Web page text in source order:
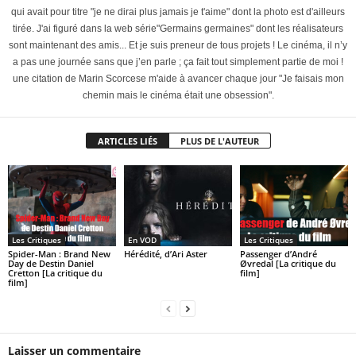
qui avait pour titre "je ne dirai plus jamais je t'aime" dont la photo est d'ailleurs
tirée. J'ai figuré dans la web série"Germains germaines" dont les réalisateurs
sont maintenant des amis... Et je suis preneur de tous projets ! Le cinéma, il n’y
a pas une journée sans que j’en parle ; ça fait tout simplement partie de moi !
une citation de Marin Scorcese m'aide à avancer chaque jour "Je faisais mon
chemin mais le cinéma était une obsession".
ARTICLES LIÉS PLUS DE L'AUTEUR
Les Critiques
Spider-Man : Brand New
Day de Destin Daniel
Cretton [La critique du
film]
En VOD
Hérédité, d’Ari Aster
Les Critiques
Passenger d’André
Øvredal [La critique du
film]
Laisser un commentaire